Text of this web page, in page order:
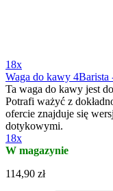
18x
Waga do kawy 4Barista
Ta waga do kawy jest
Potrafi ważyć z
ofercie znajduje się
dotykowymi.
18x
W magazynie
114,90 zł